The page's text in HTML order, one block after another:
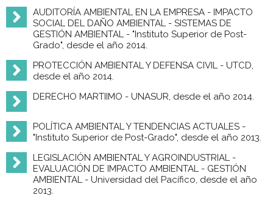
AUDITORÍA AMBIENTAL EN LA EMPRESA - IMPACTO
SOCIAL DEL DAÑO AMBIENTAL - SISTEMAS DE
GESTIÓN AMBIENTAL - "Instituto Superior de Post-
Grado", desde el año 2014.
PROTECCIÓN AMBIENTAL Y DEFENSA CIVIL - UTCD,
desde el año 2014.
DERECHO MARTIIMO - UNASUR, desde el año 2014.
POLÍTICA AMBIENTAL Y TENDENCIAS ACTUALES -
"Instituto Superior de Post-Grado", desde el año 2013.
LEGISLACIÓN AMBIENTAL Y AGROINDUSTRIAL -
EVALUACIÓN DE IMPACTO AMBIENTAL - GESTIÓN
AMBIENTAL - Universidad del Pacífico, desde el año
2013.